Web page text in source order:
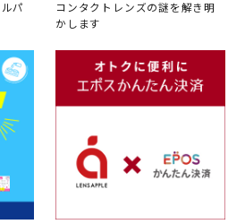
パ
コンタクトレンズの謎を解き明
かします